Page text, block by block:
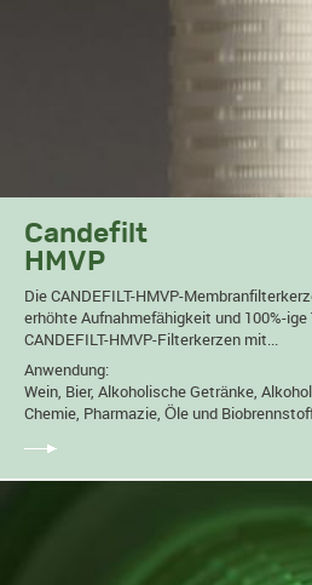
Candefilt
HMVP
Die CANDEFILT-HMVP-
erhöhte Aufnahmefähigkeit und 100%-
CANDEFILT-HMVP-Filterkerzen mit...
Anwendung:
Wein, Bier, Alkoholische Getränke,
Chemie, Pharmazie, Öle und